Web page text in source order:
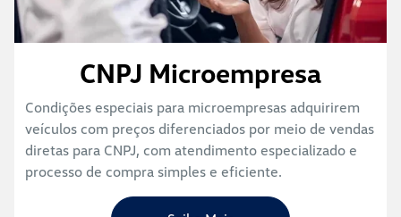
CNPJ Microempresa
Condições especiais para microempresas adquirirem
veículos com preços diferenciados por meio de vendas
diretas para CNPJ, com atendimento especializado e
processo de compra simples e eficiente.